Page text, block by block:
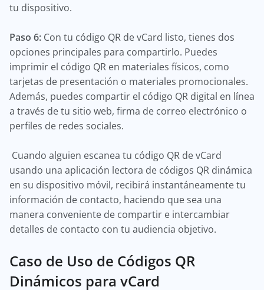
tu dispositivo.
Paso 6: Con tu código QR de vCard listo, tienes dos
opciones principales para compartirlo. Puedes
imprimir el código QR en materiales físicos, como
tarjetas de presentación o materiales promocionales.
Además, puedes compartir el código QR digital en línea
a través de tu sitio web, firma de correo electrónico o
perfiles de redes sociales.
Cuando alguien escanea tu código QR de vCard
usando una aplicación lectora de códigos QR dinámica
en su dispositivo móvil, recibirá instantáneamente tu
información de contacto, haciendo que sea una
manera conveniente de compartir e intercambiar
detalles de contacto con tu audiencia objetivo.
Caso de Uso de Códigos QR
Dinámicos para vCard